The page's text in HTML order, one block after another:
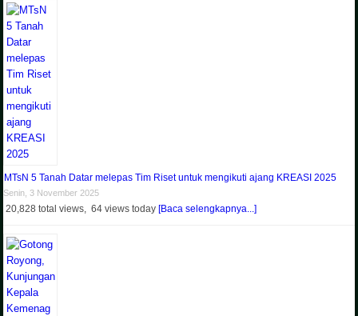
MTsN 5 Tanah Datar melepas Tim Riset untuk mengikuti ajang KREASI 2025
Senin, 3 November 2025
20,828 total views, 64 views today[Baca selengkapnya...]